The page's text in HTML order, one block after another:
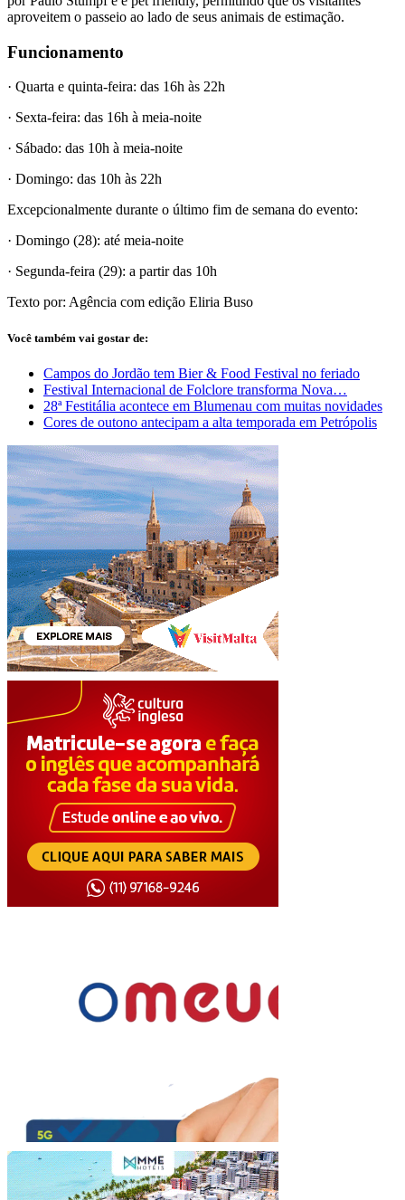
aproveitem o passeio ao lado de seus animais de estimação.
Funcionamento
· Quarta e quinta-feira: das 16h às 22h
· Sexta-feira: das 16h à meia-noite
· Sábado: das 10h à meia-noite
· Domingo: das 10h às 22h
Excepcionalmente durante o último fim de semana do evento:
· Domingo (28): até meia-noite
· Segunda-feira (29): a partir das 10h
Texto por: Agência com edição Eliria Buso
Você também vai gostar de:
Campos do Jordão tem Bier & Food Festival no feriado
Festival Internacional de Folclore transforma Nova…
28ª Festitália acontece em Blumenau com muitas novidades
Cores de outono antecipam a alta temporada em Petrópolis